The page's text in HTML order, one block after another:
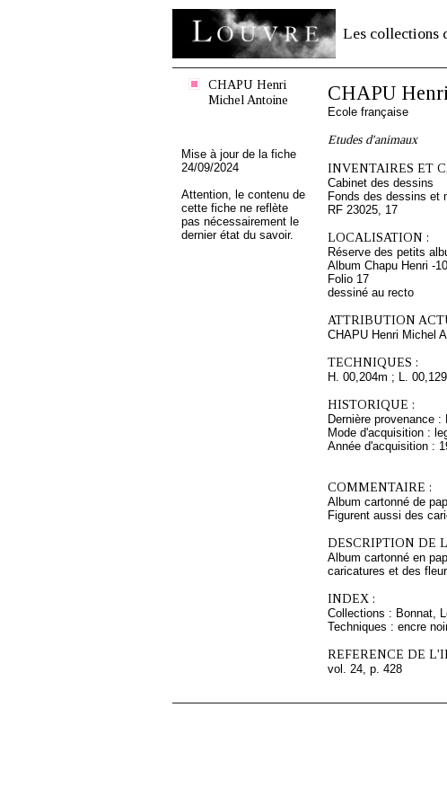
Les collections
CHAPU Henri
Michel Antoine
Mise à jour de la fiche
24/09/2024
Attention, le contenu de
cette fiche ne reflète
pas nécessairement le
dernier état du savoir.
CHAPU
Ecole française
Etudes d'animaux
INVENTAIRES ET
Cabinet des dessins
Fonds des dessins et
RF 23025, 17
LOCALISATION :
Réserve des petits
Album Chapu Henri -
Folio 17
dessiné au recto
ATTRIBUTION
CHAPU Henri Michel
TECHNIQUES :
H. 00,204m ; L.
HISTORIQUE :
Dernière provenance :
Mode d'acquisition :
Année d'acquisition :
COMMENTAIRE :
Album cartonné de
Figurent aussi des
DESCRIPTION DE
Album cartonné en
caricatures et des
INDEX :
Collections : Bonnat,
Techniques : encre
REFERENCE DE
vol. 24, p. 428